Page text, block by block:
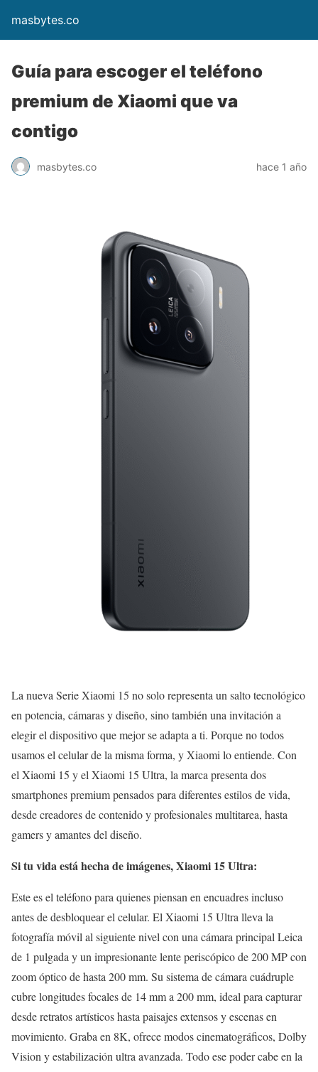
masbytes.co
Guía para escoger el teléfono
premium de Xiaomi que va
contigo
masbytes.co hace 1 año
La nueva Serie Xiaomi 15 no solo representa un salto tecnológico
en potencia, cámaras y diseño, sino también una invitación a
elegir el dispositivo que mejor se adapta a ti. Porque no todos
usamos el celular de la misma forma, y Xiaomi lo entiende. Con
el Xiaomi 15 y el Xiaomi 15 Ultra, la marca presenta dos
smartphones premium pensados para diferentes estilos de vida,
desde creadores de contenido y profesionales multitarea, hasta
gamers y amantes del diseño.
Si tu vida está hecha de imágenes, Xiaomi 15 Ultra:
Este es el teléfono para quienes piensan en encuadres incluso
antes de desbloquear el celular. El Xiaomi 15 Ultra lleva la
fotografía móvil al siguiente nivel con una cámara principal Leica
de 1 pulgada y un impresionante lente periscópico de 200 MP con
zoom óptico de hasta 200 mm. Su sistema de cámara cuádruple
cubre longitudes focales de 14 mm a 200 mm, ideal para capturar
desde retratos artísticos hasta paisajes extensos y escenas en
movimiento. Graba en 8K, ofrece modos cinematográficos, Dolby
Vision y estabilización ultra avanzada. Todo ese poder cabe en la